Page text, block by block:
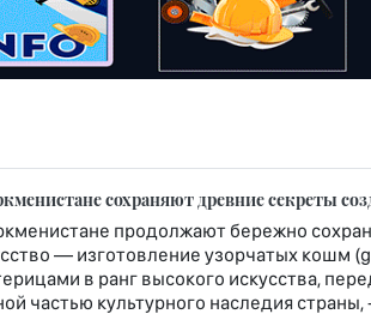
сохраняют древние секреты
продолжают бережно
— изготовление узорчатых кошм
в ранг высокого искусства,
частью культурного наследия